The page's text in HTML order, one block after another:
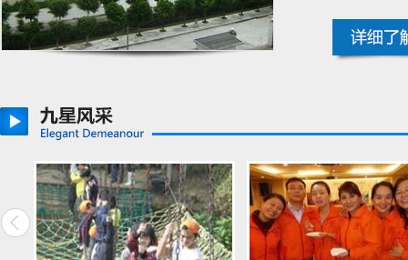
组织代码证 单位会员证